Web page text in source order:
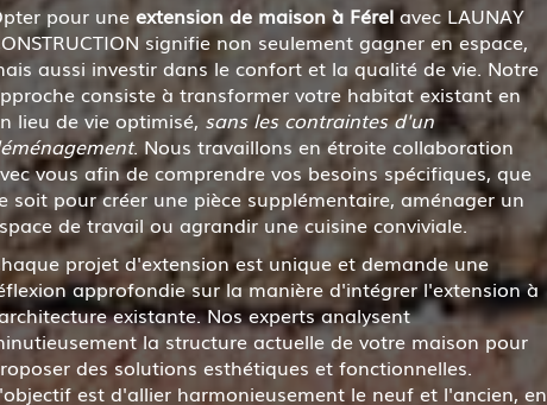
pour uneextension de maison à Férelavec LAUNAY
signifie non seulement gagner en espace,
aussi investir dans le confort et la qualité de vie. Notre
consiste à transformer votre habitat existant en
lieu de vie optimisé, sans les contraintes d'un
. Nous travaillons en étroite collaboration
vous afin de comprendre vos besoins spécifiques, que
soit pour créer une pièce supplémentaire, aménager un
de travail ou agrandir une cuisine conviviale.
projet d'extension est unique et demande une
approfondie sur la manière d'intégrer l'extension à
existante. Nos experts analysent
la structure actuelle de votre maison pour
des solutions esthétiques et fonctionnelles.
est d'allier harmonieusement le neuf et l'ancien, en